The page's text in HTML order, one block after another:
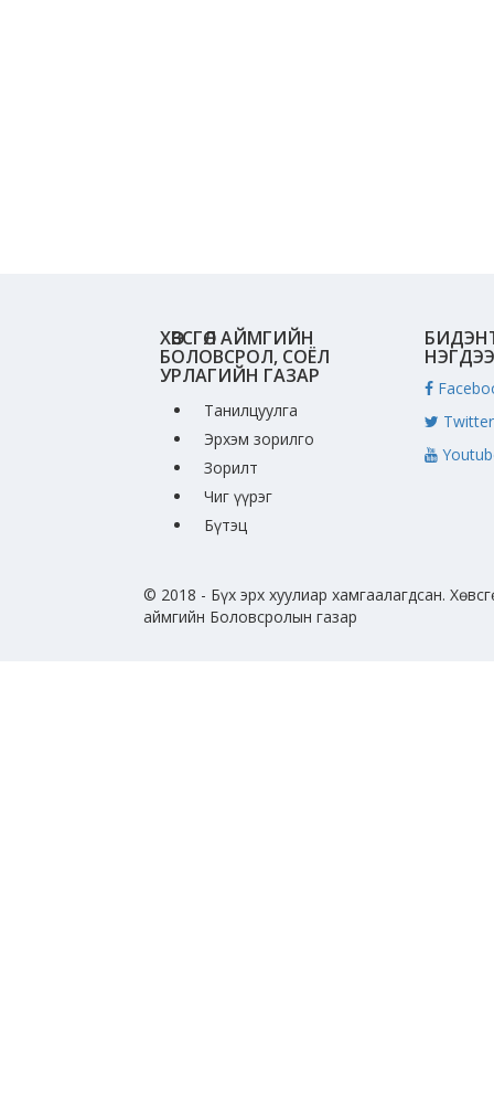
ХӨВСГӨЛ АЙМГИЙН
БОЛОВСРОЛ, СОЁЛ
УРЛАГИЙН ГАЗАР
Танилцуулга
Эрхэм зорилго
Зорилт
Чиг үүрэг
Бүтэц
Twitter
© 2018 - Бүх эрх хуулиар хамгаалагдсан.
аймгийн Боловсролын газар